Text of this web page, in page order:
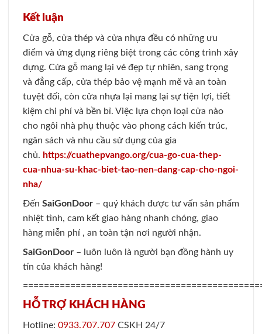
Kết luận
Cửa gỗ, cửa thép và cửa nhựa đều có những ưu
điểm và ứng dụng riêng biệt trong các công trình xây
dựng. Cửa gỗ mang lại vẻ đẹp tự nhiên, sang trọng
và đẳng cấp, cửa thép bảo vệ mạnh mẽ và an toàn
tuyệt đối, còn cửa nhựa lại mang lại sự tiện lợi, tiết
kiệm chi phí và bền bỉ. Việc lựa chọn loại cửa nào
cho ngôi nhà phụ thuộc vào phong cách kiến trúc,
ngân sách và nhu cầu sử dụng của gia
chủ. https://cuathepvango.org/cua-go-cua-thep-
cua-nhua-su-khac-biet-tao-nen-dang-cap-cho-ngoi-
nha/
Đến SaiGonDoor – quý khách được tư vấn sản phẩm
nhiệt tình, cam kết giao hàng nhanh chóng, giao
hàng miễn phí , an toàn tận nơi người nhận.
SaiGonDoor – luôn luôn là người bạn đồng hành uy
tín của khách hàng!
HỖ TRỢ KHÁCH HÀNG
Hotline: 0933.707.707 CSKH 24/7